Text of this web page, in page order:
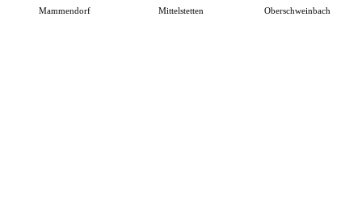
Mammendorf Mittelstetten Oberschweinbach